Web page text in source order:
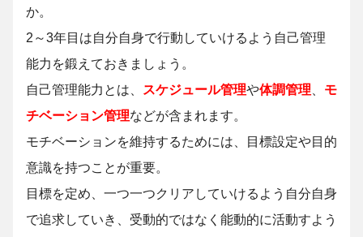
か。
2～3年目は自分自身で行動していけるよう自己管理
能力を鍛えておきましょう。
自己管理能力とは、
スケジュール管理や体調管理
モ
チベーション管理などが含まれます。
モチベーションを維持するためには、目標設定や目的
意識を持つことが重要。
目標を定め、一つ一つクリアしていけるよう自分自身
で追求していき、受動的ではなく能動的に活動すよう